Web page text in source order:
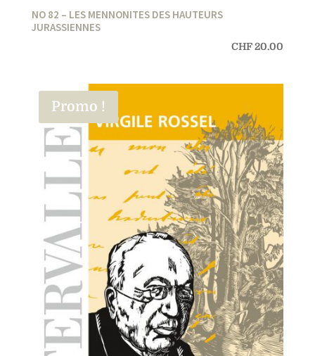
NO 82 – LES MENNONITES DES HAUTEURS
JURASSIENNES
CHF20.00
Promo !